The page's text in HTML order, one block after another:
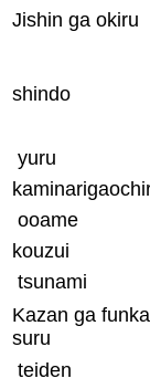
Jishin ga okiru
shindo
yuru
ooame
kouzui
tsunami
Kazan ga funka
suru
teiden